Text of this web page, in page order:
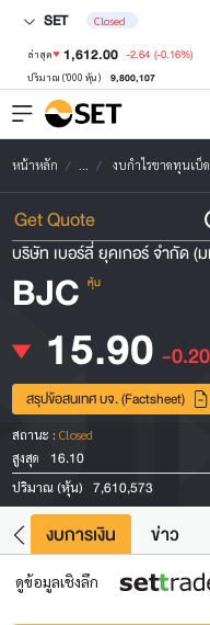
SET Closed
ล่าสุด 1,612.00 -2.64 (-0.16%)
ปริมาณ ('000 หุ้น) 9,800,107
หน้าหลัก ... งบกำไรขาดทุนเบ็ด
บริษัท เบอร์ลี่ ยุคเกอร์ จำกัด (
BJC หุ้น
15.90 -0.20
สรุปข้อสนเทศ บจ. (Factsheet)
สถานะ : Closed
สูงสุด
16.10
ปริมาณ (หุ้น) 7,610,573
งบการเงิน ข่าว
ดูข้อมูลเชิงลึก